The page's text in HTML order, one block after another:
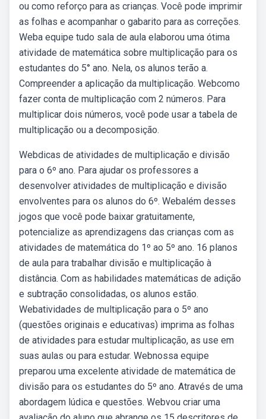
ou como reforço para as crianças. Você pode imprimir
as folhas e acompanhar o gabarito para as correções.
Weba equipe tudo sala de aula elaborou uma ótima
atividade de matemática sobre multiplicação para os
estudantes do 5° ano. Nela, os alunos terão a.
Compreender a aplicação da multiplicação. Webcomo
fazer conta de multiplicação com 2 números. Para
multiplicar dois números, você pode usar a tabela de
multiplicação ou a decomposição.
Webdicas de atividades de multiplicação e divisão
para o 6º ano. Para ajudar os professores a
desenvolver atividades de multiplicação e divisão
envolventes para os alunos do 6º. Webalém desses
jogos que você pode baixar gratuitamente,
potencialize as aprendizagens das crianças com as
atividades de matemática do 1º ao 5º ano. 16 planos
de aula para trabalhar divisão e multiplicação à
distância. Com as habilidades matemáticas de adição
e subtração consolidadas, os alunos estão.
Webatividades de multiplicação para o 5º ano
(questões originais e educativas) imprima as folhas
de atividades para estudar multiplicação, as use em
suas aulas ou para estudar. Webnossa equipe
preparou uma excelente atividade de matemática de
divisão para os estudantes do 5º ano. Através de uma
abordagem lúdica e questões. Webvou criar uma